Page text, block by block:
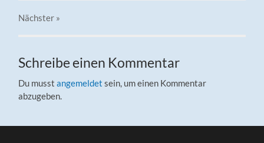
Nächster »
Schreibe einen Kommentar
Du musstangemeldet sein, um einen Kommentar
abzugeben.